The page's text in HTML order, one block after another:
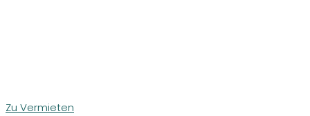
Zu Vermieten